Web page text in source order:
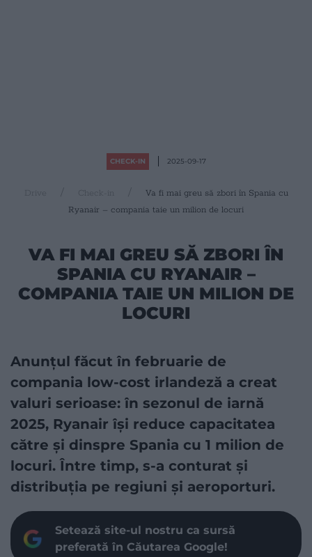
CHECK-IN 2025-09-17
Drive
Va fi mai greu să zbori în Spania cu
Ryanair – compania taie un milion de locuri
VA FI MAI GREU SĂ ZBORI ÎN
SPANIA CU RYANAIR –
COMPANIA TAIE UN MILION DE
LOCURI
Anunțul făcut în februarie de
compania low-cost irlandeză a creat
valuri serioase: în sezonul de iarnă
2025, Ryanair își reduce capacitatea
către și dinspre Spania cu 1 milion de
locuri. Între timp, s-a conturat și
distribuția pe regiuni și aeroporturi.
Setează site-ul nostru ca sursă
preferată în Căutarea Google!